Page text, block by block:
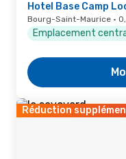
Hotel Base Camp
Bourg-Saint-Maurice ·
Emplacement
Réduction